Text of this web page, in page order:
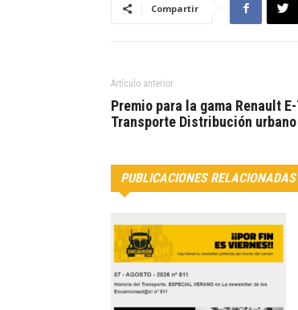
Compartir
Artículo anterior
Premio para la gama Renault E-
Transporte Distribución
PUBLICACIONES RELACIONADAS